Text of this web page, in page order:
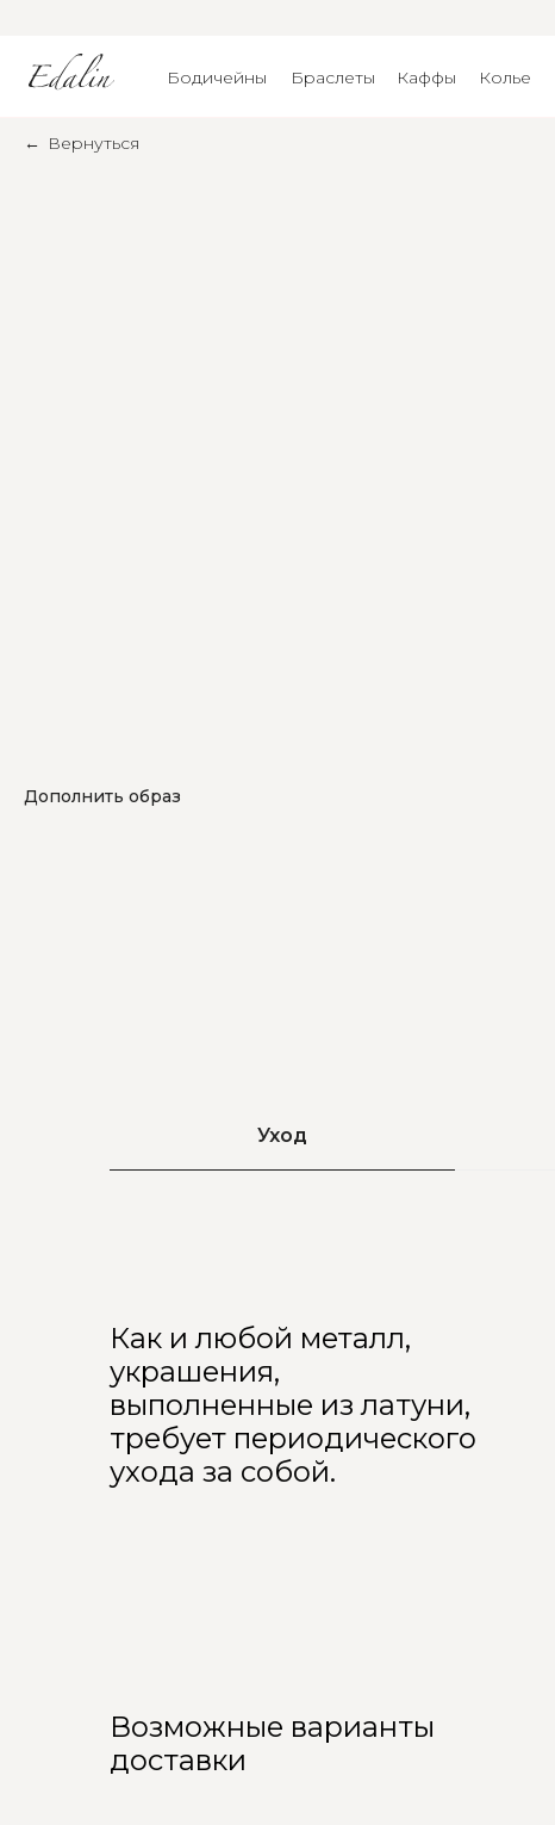
Бодичейны Колье
Браслеты Каффы
Вернуться
←
Дополнить образ
Уход
Как и любой металл,
украшения,
выполненные из латуни,
требует периодического
ухода за собой.
Возможные варианты
доставки